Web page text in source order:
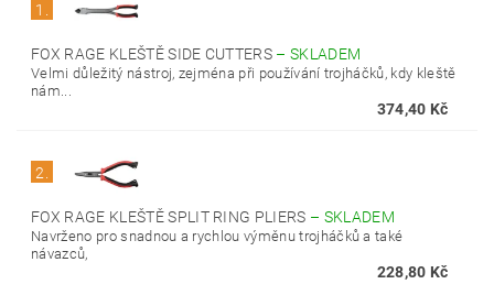
1.
FOX RAGE KLEŠTĚ SIDE CUTTERS –SKLADEM
Velmi důležitý nástroj, zejména při používání trojháčků, kdy kleště
nám...
374,40 Kč
2.
FOX RAGE KLEŠTĚ SPLIT RING PLIERS – SKLADEM
Navrženo pro snadnou a rychlou výměnu trojháčků a také
návazců,
228,80 Kč